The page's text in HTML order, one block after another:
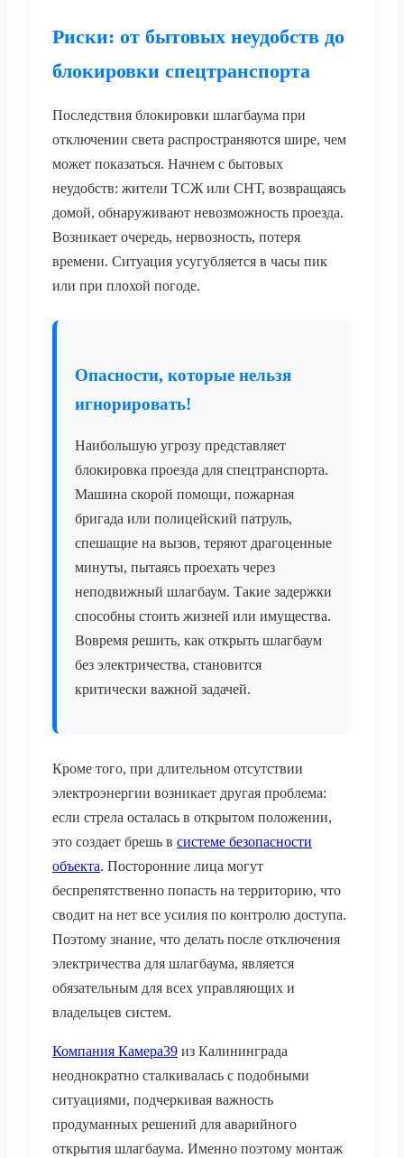
Риски: от бытовых неудобств до
блокировки спецтранспорта
Последствия блокировки шлагбаума при
отключении света распространяются шире, чем
может показаться. Начнем с бытовых
неудобств: жители ТСЖ или СНТ, возвращаясь
домой, обнаруживают невозможность проезда.
Возникает очередь, нервозность, потеря
времени. Ситуация усугубляется в часы пик
или при плохой погоде.
Опасности, которые нельзя
игнорировать!
Наибольшую угрозу представляет
блокировка проезда для спецтранспорта.
Машина скорой помощи, пожарная
бригада или полицейский патруль,
спешащие на вызов, теряют драгоценные
минуты, пытаясь проехать через
неподвижный шлагбаум. Такие задержки
способны стоить жизней или имущества.
Вовремя решить, как открыть шлагбаум
без электричества, становится
критически важной задачей.
Кроме того, при длительном отсутствии
электроэнергии возникает другая проблема:
если стрела осталась в открытом положении,
это создает брешь в системе безопасности
объекта. Посторонние лица могут
беспрепятственно попасть на территорию, что
сводит на нет все усилия по контролю доступа.
Поэтому знание, что делать после отключения
электричества для шлагбаума, является
обязательным для всех управляющих и
владельцев систем.
Компания Камера39 из Калининграда
неоднократно сталкивалась с подобными
ситуациями, подчеркивая важность
продуманных решений для аварийного
открытия шлагбаума. Именно поэтому монтаж